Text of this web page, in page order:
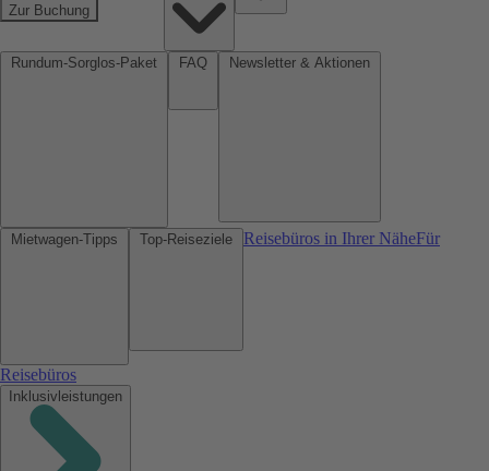
Zur Buchung
Reisebüros in Ihrer NäheFür
Reisebüros
Inklusivleistungen